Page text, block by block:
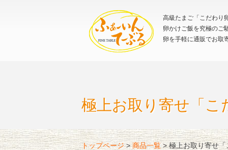
高級たまご「こだわり
卵かけご飯を究極のご
卵を手軽に通販でお取
極上お取り寄せ「こ
トップページ>商品一覧>極上お取り寄せ